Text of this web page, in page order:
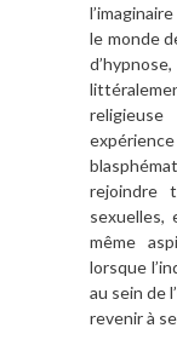
le monde
rejoindre
même
lorsque
au sein de
revenir à